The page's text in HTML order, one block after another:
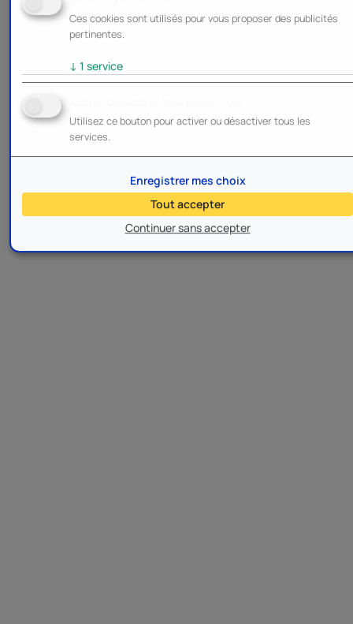
Ces cookies sont utilisés pour vous proposer des publicités
pertinentes.
↓ 1 service
Utilisez ce bouton pour activer ou désactiver tous les
services.
Continuer sans accepter
Enregistrer mes choix
Tout accepter